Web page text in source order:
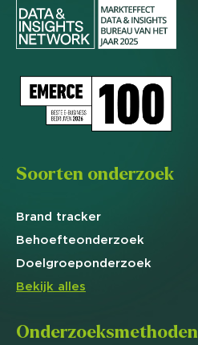
Soorten onderzoek
Brand tracker
Behoefteonderzoek
Doelgroeponderzoek
Bekijk alles
Onderzoeksmethoden